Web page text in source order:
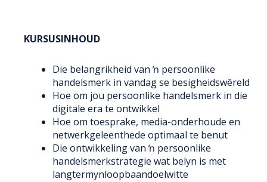
KURSUSINHOUD
Die belangrikheid van ŉ persoonlike
handelsmerk in vandag se besigheidswêreld
Hoe om jou persoonlike handelsmerk in die
digitale era te ontwikkel
Hoe om toesprake, media-onderhoude en
netwerkgeleenthede optimaal te benut
Die ontwikkeling van ŉ persoonlike
handelsmerkstrategie wat belyn is met
langtermynloopbaandoelwitte